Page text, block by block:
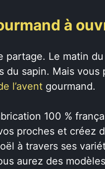
à
Le matin du
du sapin. Mais
l’avent gourmand.
100 %
proches et créez
à travers ses
aurez des